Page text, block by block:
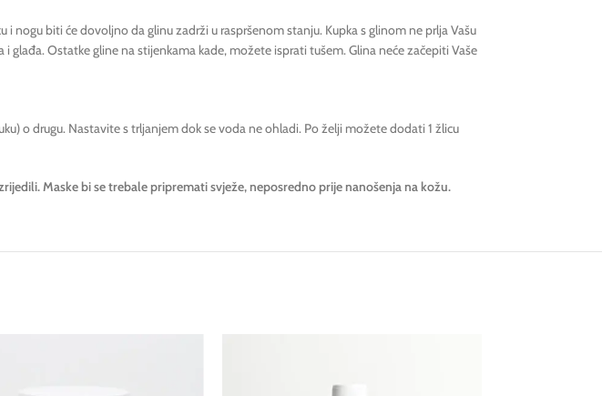
nogu biti će dovoljno da glinu zadrži u raspršenom stanju. Kupka s glinom ne prlja Vašu
Ostatke gline na stijenkama kade, možete isprati tušem. Glina neće začepiti Vaše
o drugu. Nastavite s trljanjem dok se voda ne ohladi. Po želji možete dodati 1 žlicu
Maske bi se trebale pripremati svježe, neposredno prije nanošenja na kožu.